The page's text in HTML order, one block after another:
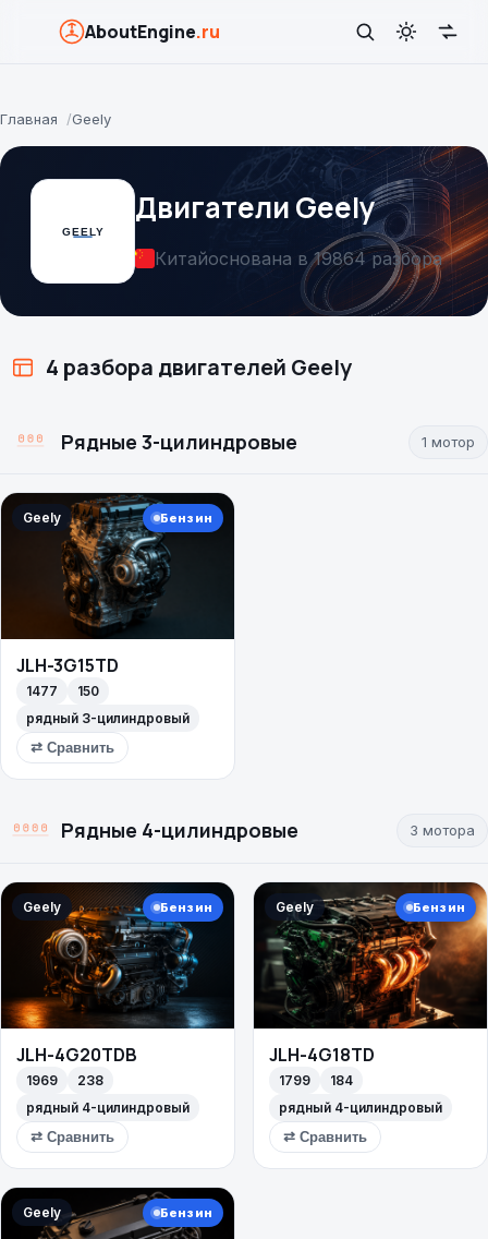
AboutEngine.ru
Главная Geely
Двигатели Geely
Китайоснована в 19864 разбора
4 разбора двигателей Geely
Рядные 3-цилиндровые 1 мотор
Geely Бензин
JLH-3G15TD
1477
150
рядный 3-цилиндровый
⇄ Сравнить
Рядные 4-цилиндровые 3 мотора
Geely Бензин
JLH-4G20TDB
1969
238
рядный 4-цилиндровый
⇄ Сравнить
Geely Бензин
JLH-4G18TD
1799
184
рядный 4-цилиндровый
⇄ Сравнить
Geely Бензин